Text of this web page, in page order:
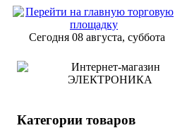
Сегодня 08 августа, суббота
Категории товаров